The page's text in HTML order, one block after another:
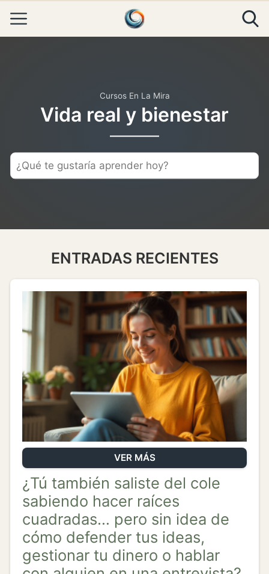
Cursos En La Mira
Vida real y bienestar
ENTRADAS RECIENTES
VER MÁS
¿Tú también saliste del cole
sabiendo hacer raíces
cuadradas… pero sin idea de
cómo defender tus ideas,
gestionar tu dinero o hablar